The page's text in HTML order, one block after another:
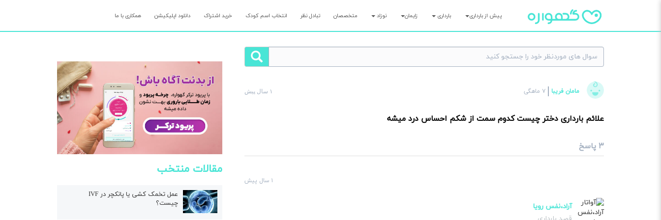
پیش از بارداری بارداری زایمان نوزاد متخصصان تبادل نظر انتخاب اسم کودک خرید اشتراک دانلود اپلیکیشن همکاری با ما
مامان فریبا ۷ ماهگی ۱ سال پیش
علائم بارداری دختر چیست کدوم سمت از شکم احساس درد میشه
۳ پاسخ
۱ سال پیش
آراد،نفس رویا
مقالات منتخب
عمل تخمک کشی یا پانکچر در IVF
چیست؟
×